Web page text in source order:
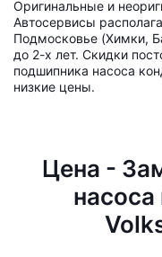
Оригинальные и
Автосервисы
Подмосковье (Химки,
до 2-х лет. Скидки
подшипника насоса
низкие цены.
Цена -